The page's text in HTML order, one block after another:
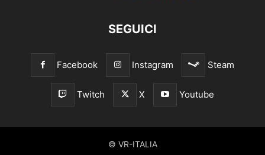
SEGUICI
Facebook Instagram Steam
Twitch X Youtube
© VR-ITALIA